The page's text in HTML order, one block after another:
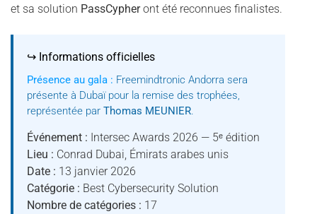
et sa solution PassCypheront été reconnues finalistes.
↪ Informations officielles
Présence au gala : Freemindtronic Andorra sera
présente à Dubaï pour la remise des trophées,
représentée parThomas MEUNIER.
Événement : Intersec Awards 2026 — 5ᵉ édition
Lieu : Conrad Dubai, Émirats arabes unis
Date : 13 janvier 2026
Catégorie : Best Cybersecurity Solution
Nombre de catégories : 17